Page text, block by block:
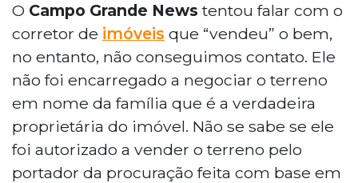
O Campo Grande News tentou falar com o
corretor de imóveis que “vendeu” o bem,
no entanto, não conseguimos contato. Ele
não foi encarregado a negociar o terreno
em nome da família que é a verdadeira
proprietária do imóvel. Não se sabe se ele
foi autorizado a vender o terreno pelo
portador da procuração feita com base em